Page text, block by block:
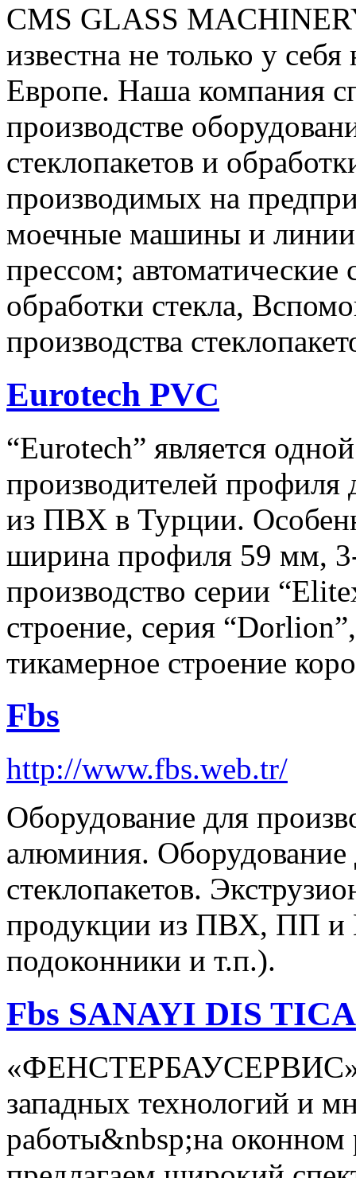
CMS GLASS
известна не только у
Европе. Наша компания
производстве
стеклопакетов и
производимых на
моечные машины и линии
прессом;
обработки стекла,
производства
Eurotech PVC
“Eurotech” является
производителей
из ПВХ в Турции.
ширина профиля 59 мм,
производство серии
строение, серия
тикамерное строение
Fbs
http://www.fbs.web.tr/
Оборудование для
алюминия. Оборудование
стеклопакетов.
продукции из ПВХ, ПП и
подоконники и т.п.).
Fbs SANAYI DIS
«ФЕНСТЕРБАУСЕРВИС»
западных технологий и
работы&nbsp;на